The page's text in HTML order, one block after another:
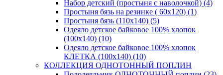
Набор детский (простыня с наволочкой) (4)
Простыня бязь на резинке ( 60х120) (1)
Простыня бязь (110х140) (5)
Одеяло детское байковое 100% хлопок
(100х140) (10)
Одеяло детское байковое 100% хлопок
КЛЕТКА (100х140) (10)
КОЛЛЕКЦИЯ ОДНОТОННЫЙ ПОПЛИН